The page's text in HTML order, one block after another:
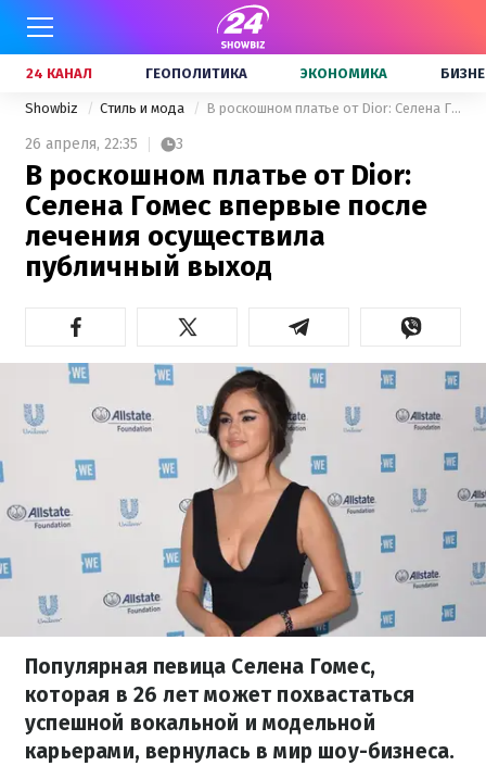
24 КАНАЛ ГЕОПОЛИТИКА ЭКОНОМИКА
Showbiz Стиль и мода В роскошном платье от Dior: Селена Гомес впервые после лечения осуществила публичный выход
26 апреля, 22:35 3
В роскошном платье от Dior:
Селена Гомес впервые после
лечения осуществила
публичный выход
Популярная певица Селена Гомес,
которая в 26 лет может похвастаться
успешной вокальной и модельной
карьерами, вернулась в мир шоу-бизнеса.